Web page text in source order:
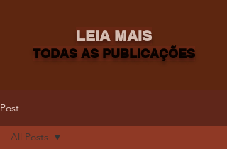
LEIA MAIS
TODAS AS PUBLICAÇÕES
Post
All Posts